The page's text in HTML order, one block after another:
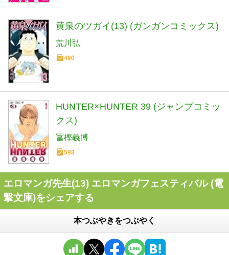
黄泉のツガイ(13) (ガンガンコミックス)
荒川弘
490
HUNTER×HUNTER 39 (ジャンプコミッ
クス)
冨樫義博
598
エロマンガ先生(13) エロマンガフェスティバル (電
撃文庫)をシェアする
本つぶやきをつぶやく